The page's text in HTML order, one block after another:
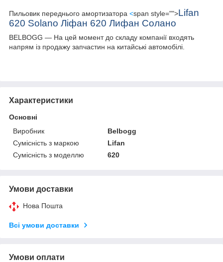
Пильовик переднього амортизатора <span style="">Lifan
620 Solano Ліфан 620 Лифан Солано
BELBOGG — На цей момент до складу компанії входять
напрям із продажу запчастин на китайські автомобілі.
Характеристики
Основні
Виробник
Belbogg
Сумісність з маркою
Lifan
Сумісність з моделлю
620
Умови доставки
Нова Пошта
Всі умови доставки
Умови оплати